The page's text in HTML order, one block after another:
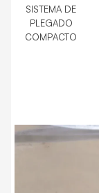
SISTEMA DE
PLEGADO
COMPACTO